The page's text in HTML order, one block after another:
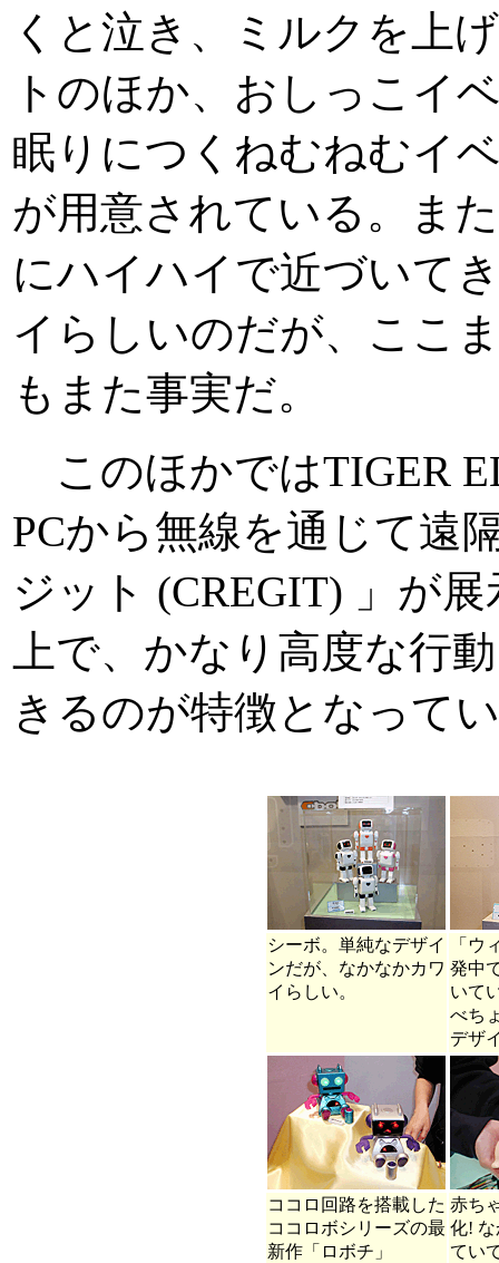
くと泣き、ミルクを上
トのほか、おしっこイ
眠りにつくねむねむイ
が用意されている。ま
にハイハイで近づいて
イらしいのだが、ここ
もまた事実だ。
このほかではTIGER
PCから無線を通じて遠
ジット (CREGIT) 」が
上で、かなり高度な行
きるのが特徴となって
シーボ。単純なデザイ
ンだが、なかなかカワ
イらしい。
「ウ
発中
いて
べち
デザ
ココロ回路を搭載した
ココロボシリーズの最
新作「ロボチ」
赤ち
化!
てい